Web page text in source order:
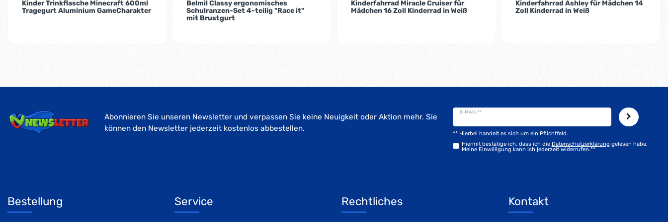
Kinder Trinkflasche Minecraft 600ml
Tragegurt Aluminium GameCharakter
Belmil Classy ergonomisches
Schulranzen-Set 4-teilig "Race it"
mit Brustgurt
Kinderfahrrad Miracle Cruiser für
Mädchen 16 Zoll Kinderrad in Weiß
Kinderfahrrad Ashley für Mädchen 14
Zoll Kinderrad in Weiß
Abonnieren Sie unseren Newsletter und verpassen Sie keine Neuigkeit oder Aktion mehr. Sie
können den Newsletter jederzeit kostenlos abbestellen.
E-MAIL **
Hiermit bestätige ich, dass ich die Daten­schutz­erklärung gelesen habe.
Meine Einwilligung kann ich jederzeit widerrufen.**
** Hierbei handelt es sich um ein Pflichtfeld.
Bestellung Service Rechtliches Kontakt